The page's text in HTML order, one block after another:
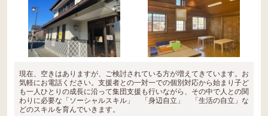
現在、空きはありますが、ご検討されている方が増えてきています。お
気軽にお電話ください。支援者との一対一での個別対応から始まり子ど
も一人ひとりの成長に沿って集団支援も行いながら、その中で人との関
わりに必要な「ソーシャルスキル」 「身辺自立」 「生活の自立」な
どのスキルを育んでいきます。